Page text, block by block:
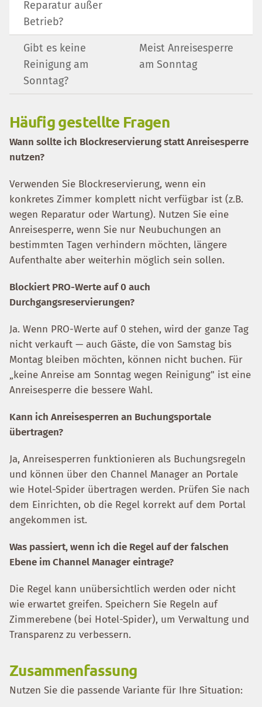
Reparatur außer
Betrieb?
Gibt es keine
Reinigung am
Sonntag?
Meist Anreisesperre
am Sonntag
Häufig gestellte Fragen
Wann sollte ich Blockreservierung statt Anreisesperre
nutzen?
Verwenden Sie Blockreservierung, wenn ein
konkretes Zimmer komplett nicht verfügbar ist (z.B.
wegen Reparatur oder Wartung). Nutzen Sie eine
Anreisesperre, wenn Sie nur Neubuchungen an
bestimmten Tagen verhindern möchten, längere
Aufenthalte aber weiterhin möglich sein sollen.
Blockiert PRO-Werte auf 0 auch
Durchgangsreservierungen?
Ja. Wenn PRO-Werte auf 0 stehen, wird der ganze Tag
nicht verkauft — auch Gäste, die von Samstag bis
Montag bleiben möchten, können nicht buchen. Für
„keine Anreise am Sonntag wegen Reinigung" ist eine
Anreisesperre die bessere Wahl.
Kann ich Anreisesperren an Buchungsportale
übertragen?
Ja, Anreisesperren funktionieren als Buchungsregeln
und können über den Channel Manager an Portale
wie Hotel-Spider übertragen werden. Prüfen Sie nach
dem Einrichten, ob die Regel korrekt auf dem Portal
angekommen ist.
Was passiert, wenn ich die Regel auf der falschen
Ebene im Channel Manager eintrage?
Die Regel kann unübersichtlich werden oder nicht
wie erwartet greifen. Speichern Sie Regeln auf
Zimmerebene (bei Hotel-Spider), um Verwaltung und
Transparenz zu verbessern.
Zusammenfassung
Nutzen Sie die passende Variante für Ihre Situation: